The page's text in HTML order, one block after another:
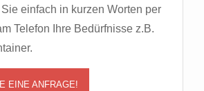
einfach in kurzen Worten per
Telefon Ihre Bedürfnisse z.B.
EINE ANFRAGE!